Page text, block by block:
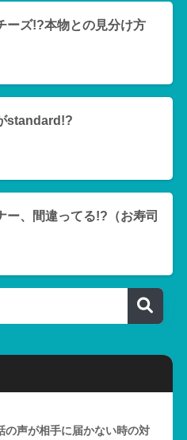
ーズ!?本物との見分け方
standard!?
ー、間違ってる!?（お寿司
声が相手に届かない時の対